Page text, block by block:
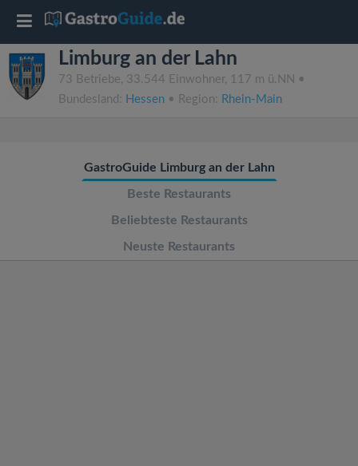
Limburg an der Lahn
73 Betriebe, 33.544 Einwohner, 117 m ü.NN •
Bundesland: Hessen • Region: Rhein-Main
GastroGuide Limburg an der Lahn
Beste Restaurants
Beliebteste Restaurants
Neuste Restaurants
T
o